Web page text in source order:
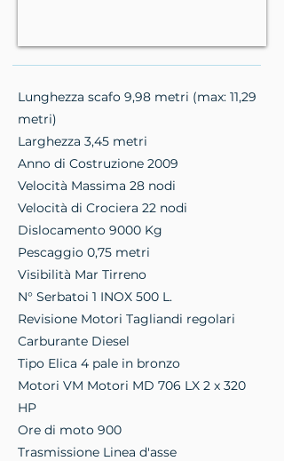
Lunghezza scafo 9,98 metri (max: 11,29
metri)
Larghezza 3,45 metri
Anno di Costruzione 2009
Velocità Massima 28 nodi
Velocità di Crociera 22 nodi
Dislocamento 9000 Kg
Pescaggio 0,75 metri
Visibilità Mar Tirreno
N° Serbatoi 1 INOX 500 L.
Revisione Motori Tagliandi regolari
Carburante Diesel
Tipo Elica 4 pale in bronzo
Motori VM Motori MD 706 LX 2 x 320
HP
Ore di moto 900
Trasmissione Linea d'asse